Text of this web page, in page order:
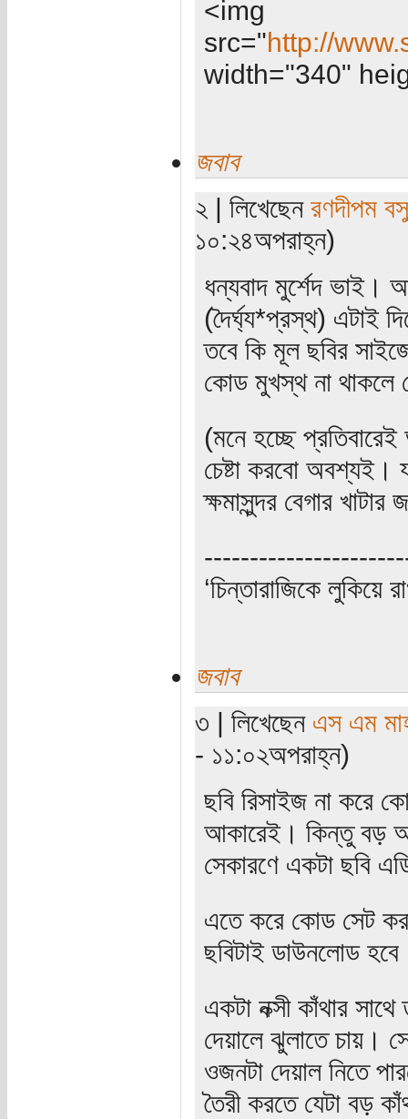
<img
src="http://
width="340"
জবাব
২ | লিখেছেন রণদীপম বসু
১০:২৪অপরাহ্ন)
ধন্যবাদ মুর্শেদ ভাই।
(দৈর্ঘ্য*প্রস্থ) এটাই
তবে কি মূল ছবির
কোড মুখস্থ না থাকলে
(মনে হচ্ছে
চেষ্টা করবো অবশ্যই।
ক্ষমাসুন্দর বেগার
‘চিন্তারাজিকে লুকিয়ে
জবাব
৩ | লিখেছেন এস এম
- ১১:০২অপরাহ্ন)
ছবি রিসাইজ না করে
আকারেই। কিন্তু বড়
সেকারণে একটা ছবি
এতে করে কোড সেট
ছবিটাই ডাউনলোড
একটা নক্সী কাঁথার
দেয়ালে ঝুলাতে চায়।
ওজনটা দেয়াল নিতে
তৈরী করতে যেটা বড়